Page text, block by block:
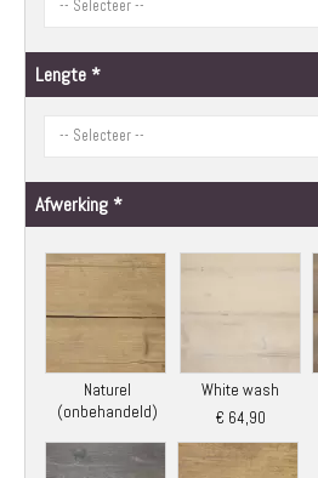
Lengte
Afwerking
Naturel
(onbehandeld)
White wash
€ 64,90